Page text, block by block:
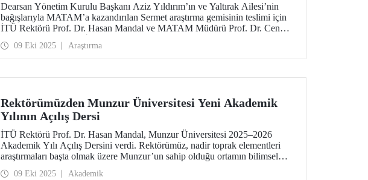
Dearsan Yönetim Kurulu Başkanı Aziz Yıldırım’ın ve Yaltırak Ailesi’nin
bağışlarıyla MATAM’a kazandırılan Sermet araştırma gemisinin teslimi için
İTÜ Rektörü Prof. Dr. Hasan Mandal ve MATAM Müdürü Prof. Dr. Cenk
sahipliğinde bir imza töreni düzenlendi.
09 Eki 2025 Araştırma
Rektörümüzden Munzur Üniversitesi Yeni Akademik
Yılının Açılış Dersi
İTÜ Rektörü Prof. Dr. Hasan Mandal, Munzur Üniversitesi 2025–2026
Akademik Yılı Açılış Dersini verdi. Rektörümüz, nadir toprak elementleri
araştırmaları başta olmak üzere Munzur’un sahip olduğu ortamın bilimsel
09 Eki 2025 Akademik